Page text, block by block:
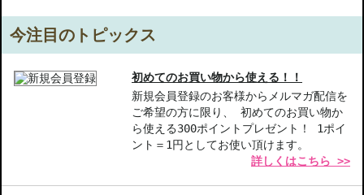
200ml / 7.2oz (シャンプー)...カレンドラのやさしく心地よい
香りの全身用洗浄料 使用方法...手のひら、またはタオルなどに適
い、その後流します。
WELEDA ヴェレダ カレンドラ ベビーミルクローション 200ml
(ボディローション)...潤いを与え、きめ細やかな肌に整える乳液
使用方法...＜トリートメントに＞
入浴やシャワーの後、肌が温まっている時になじませるのが効果的
＜おむつまわりの汚れ落としに＞
今注目のトピックス
初めてのお買い物から使える！！
新規会員登録のお客様からメルマガ配信を
ご希望の方に限り、 初めてのお買い物か
ら使える300ポイントプレゼント！ 1ポイ
ント＝1円としてお使い頂けます。
詳しくはこちら >>